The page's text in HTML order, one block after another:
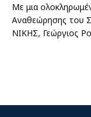
Με μια
Αναθεώρησης του
ΝΙΚΗΣ, Γεώργιος